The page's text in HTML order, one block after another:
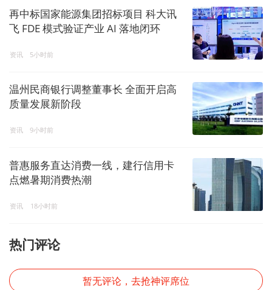
再中标国家能源集团招标项目 科大讯
飞 FDE 模式验证产业 AI 落地闭环
资讯 5小时前
温州民商银行调整董事长 全面开启高
质量发展新阶段
资讯 9小时前
普惠服务直达消费一线，建行信用卡
点燃暑期消费热潮
资讯 18小时前
热门评论
暂无评论，去抢神评席位